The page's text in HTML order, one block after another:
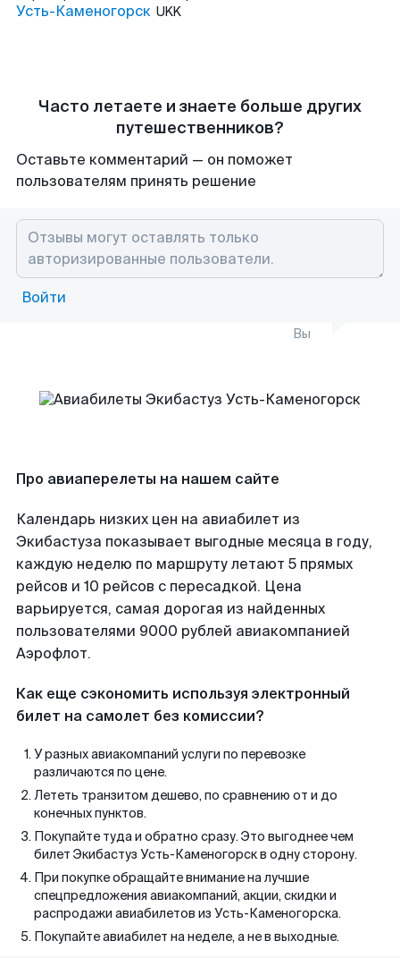
Усть-Каменогорск UKK
Часто летаете и знаете больше других
путешественников?
Оставьте комментарий — он поможет
пользователям принять решение
Войти
Вы
Про авиаперелеты на нашем сайте
Календарь низких цен на авиабилет из
Экибастуза показывает выгодные месяца в году,
каждую неделю по маршруту летают 5 прямых
рейсов и 10 рейсов с пересадкой. Цена
варьируется, самая дорогая из найденных
пользователями 9000 рублей авиакомпанией
Аэрофлот.
Как еще сэкономить используя электронный
билет на самолет без комиссии?
У разных авиакомпаний услуги по перевозке
различаются по цене.
Лететь транзитом дешево, по сравнению от и до
конечных пунктов.
Покупайте туда и обратно сразу. Это выгоднее чем
билет Экибастуз Усть-Каменогорск в одну сторону.
При покупке обращайте внимание на лучшие
спецпредложения авиакомпаний, акции, скидки и
распродажи авиабилетов из Усть-Каменогорска.
Покупайте авиабилет на неделе, а не в выходные.